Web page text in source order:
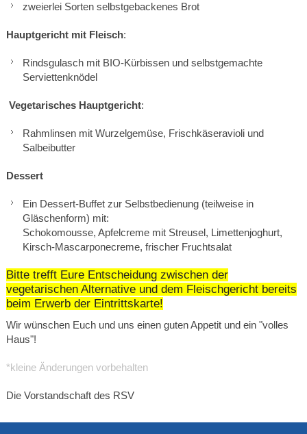
zweierlei Sorten selbstgebackenes Brot
Hauptgericht mit Fleisch:
Rindsgulasch mit BIO-Kürbissen und selbstgemachte
Serviettenknödel
Vegetarisches Hauptgericht:
Rahmlinsen mit Wurzelgemüse, Frischkäseravioli und
Salbeibutter
Dessert
Ein Dessert-Buffet zur Selbstbedienung (teilweise in
Gläschenform) mit:
Schokomousse, Apfelcreme mit Streusel, Limettenjoghurt,
Kirsch-Mascarponecreme, frischer Fruchtsalat
Bitte trefft Eure Entscheidung zwischen der
vegetarischen Alternative und dem Fleischgericht bereits
beim Erwerb der Eintrittskarte!
Wir wünschen Euch und uns einen guten Appetit und ein "volles
Haus"!
*kleine Änderungen vorbehalten
Die Vorstandschaft des RSV